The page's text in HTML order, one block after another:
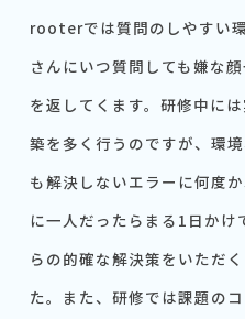
rooterでは質問のしやすい
さんにいつ質問しても嫌な
を返してくます。研修中に
築を多く行うのですが、環
も解決しないエラーに何度
に一人だったらまる1日かけ
らの的確な解決策をいただ
た。また、研修では課題の